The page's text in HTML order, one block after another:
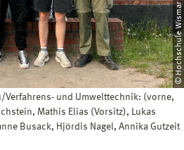
© Hochschule Wismar
und Umwelttechnik: (vorne,
Mathis Elias (Vorsitz), Lukas
Busack, Hjördis Nagel, Annika Gutzeit